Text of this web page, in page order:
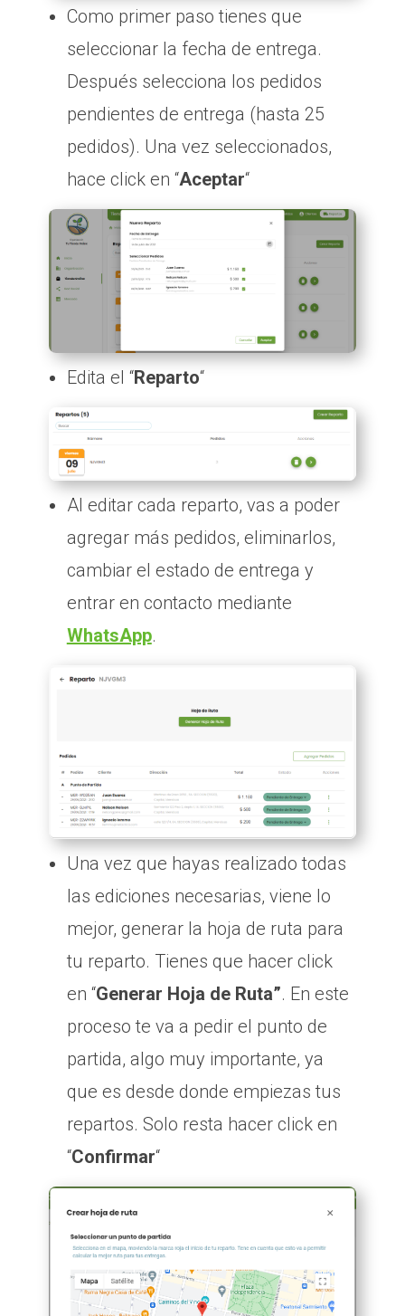
Como primer paso tienes que
seleccionar la fecha de entrega.
Después selecciona los pedidos
pendientes de entrega (hasta 25
pedidos). Una vez seleccionados,
hace click en “Aceptar“
Edita el “Reparto“
Al editar cada reparto, vas a poder
agregar más pedidos, eliminarlos,
cambiar el estado de entrega y
entrar en contacto mediante
WhatsApp.
Una vez que hayas realizado todas
las ediciones necesarias, viene lo
mejor, generar la hoja de ruta para
tu reparto. Tienes que hacer click
en “Generar Hoja de Ruta”. En este
proceso te va a pedir el punto de
partida, algo muy importante, ya
que es desde donde empiezas tus
repartos. Solo resta hacer click en
“Confirmar“